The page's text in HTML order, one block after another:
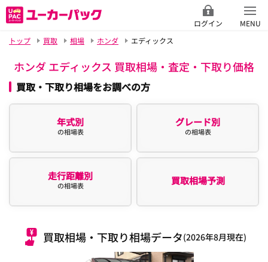
ログイン
MENU
トップ
買取 相場 ホンダ エディックス
ホンダ エディックス 買取相場・査定・下取り価格
買取・下取り相場をお調べの方
年式別
の相場表
グレード別
の相場表
走行距離別
の相場表 買取相場予測
買取相場・下取り相場データ(2026年8月現在)